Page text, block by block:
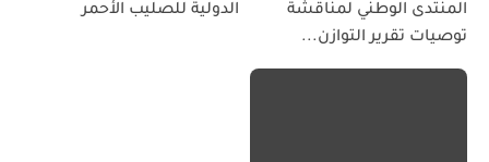
المنتدى الوطني لمناقشة
توصيات تقرير التوازن...
الدولية للصليب الأحمر